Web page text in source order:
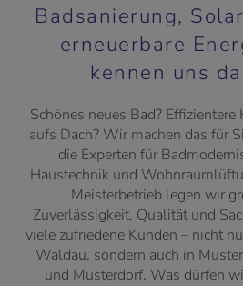
Badsanierung,
erneuerbare
kennen uns
Schönes neues Bad?
aufs Dach? Wir machen das für
die Experten für
Haustechnik und
Meisterbetrieb legen wir
Zuverlässigkeit, Qualität und
viele zufriedene Kunden – nicht
Waldau, sondern auch in
und Musterdorf. Was dürfen